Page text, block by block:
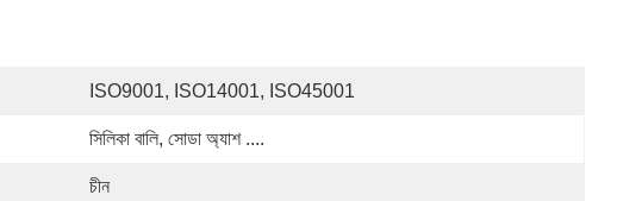
ISO9001, ISO14001, ISO45001
সিলিকা বালি, সোডা অ্যাশ ....
চীন